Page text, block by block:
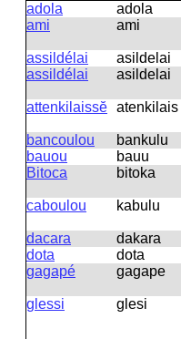
adola
adola
ami
ami
assildélai
asildelai
assildélai
asildelai
attenkilaissĕ atenkilais
bancoulou
bankulu
bauou
bauu
Bitoca
bitoka
caboulou
kabulu
dacara
dakara
dota
dota
gagapé
ɡaɡape
glessi
ɡlesi